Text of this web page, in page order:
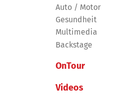
Auto / Motor
Gesundheit
Multimedia
Backstage
OnTour
Videos